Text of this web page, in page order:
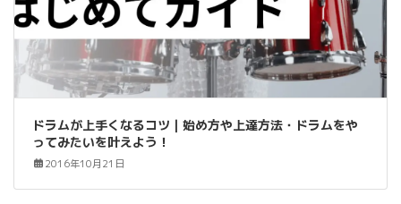
ドラムが上手くなるコツ｜始め方や上達方法・ドラムをや
ってみたいを叶えよう！
2016年10月21日